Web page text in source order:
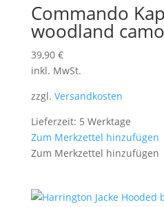
Commando
woodland camo
39,90 €
inkl. MwSt.
zzgl. Versandkosten
Lieferzeit: 5 Werktage
Zum Merkzettel hinzufügen
Zum Merkzettel hinzufügen